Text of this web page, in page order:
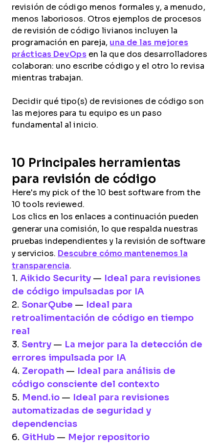
revisión de código menos formales y, a menudo,
menos laboriosos. Otros ejemplos de procesos
de revisión de código livianos incluyen la
programación en pareja, una de las mejores
prácticas DevOpsen la que dos desarrolladores
colaboran: uno escribe código y el otro lo revisa
mientras trabajan.
Decidir qué tipo(s) de revisiones de código son
las mejores para tu equipo es un paso
fundamental al inicio.
10 Principales herramientas
para revisión de código
Here's my pick of the 10 best software from the
10 tools reviewed.
Los clics en los enlaces a continuación pueden
generar una comisión, lo que respalda nuestras
pruebas independientes y la revisión de software
y servicios. Descubre cómo mantenemos la
transparencia.
1. Aikido Security —
Ideal para revisiones
de código impulsadas por IA
2. SonarQube —
Ideal para
retroalimentación de código en tiempo
real
3. Sentry — La mejor para la detección de
errores impulsada por IA
4. Zeropath —
Ideal para análisis de
código consciente del contexto
5. Mend.io —
Ideal para revisiones
automatizadas de seguridad y
dependencias
6. GitHub — Mejor repositorio